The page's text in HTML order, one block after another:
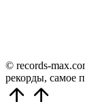
© records-
рекорды, самое